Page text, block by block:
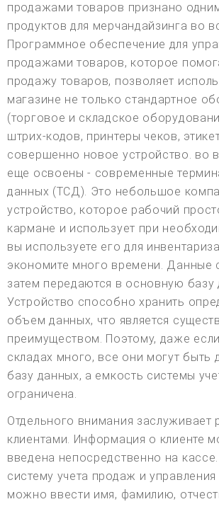
продажами товаров признано
продуктов для мерчандайзинга во
Программное обеспечение для
продажами товаров, которое
продажу товаров, позволяет
магазине не только стандартное
(торговое и складское
штрих-кодов, принтеры чеков,
совершенно новое устройство. во
еще освоены - современные
данных (ТСД). Это небольшое
устройство, которое рабочий
кармане и использует при
вы используете его для
экономите много времени. Данные
затем передаются в основную базу
Устройство способно хранить
объем данных, что является
преимуществом. Поэтому, даже
складах много, все они могут быть
базу данных, а емкость системы
ограничена.
Отдельного внимания заслуживает
клиентами. Информация о клиенте
введена непосредственно на
систему учета продаж и
можно ввести имя, фамилию,